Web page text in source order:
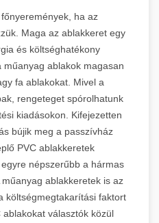
ha az
Maga az ablakkeret egy
és költséghatékony
ablakok magasan
fa ablakokat. Mivel a
rengeteget spórolhatunk
kiadásokon. Kifejezetten
bújik meg a passzívház
PVC ablakkeretek
népszerűbb a hármas
ablakkeretek is az
költségmegtakarítási faktort
ablakokat választók közül